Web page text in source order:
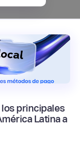
los principales
Latina a